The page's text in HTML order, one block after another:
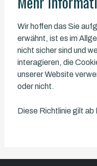
Wir hoffen das Sie
erwähnt, ist es im
nicht sicher sind und
interagieren, die
unserer Website
oder nicht.
Diese Richtlinie gilt ab